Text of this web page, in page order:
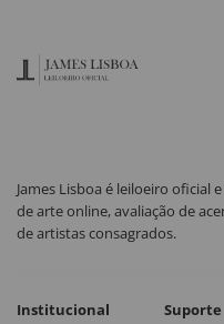
James Lisboa é leiloeiro oficial
de arte online, avaliação de
de artistas consagrados.
Institucional Suporte